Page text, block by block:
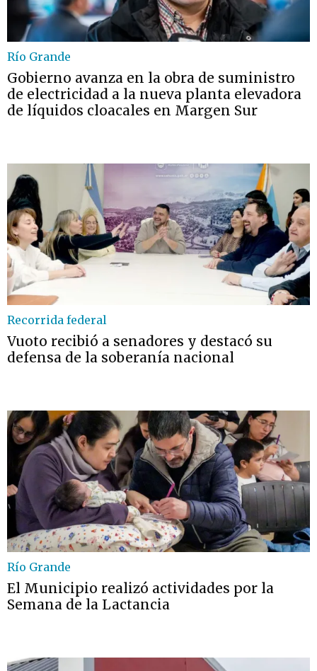
Río Grande
Gobierno avanza en la obra de suministro
de electricidad a la nueva planta elevadora
de líquidos cloacales en Margen Sur
Recorrida federal
Vuoto recibió a senadores y destacó su
defensa de la soberanía nacional
Río Grande
El Municipio realizó actividades por la
Semana de la Lactancia